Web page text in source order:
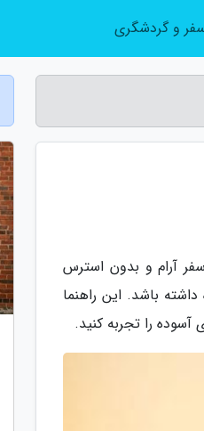
آرام و بدون استرس
باشد. این راهنما
آسوده را تجربه کنید.
و گردشگری